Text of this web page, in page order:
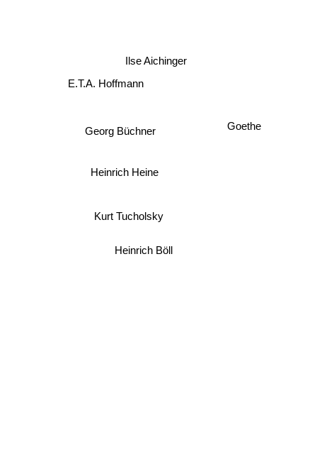
Ilse Aichinger
E.T.A. Hoffmann
Georg Büchner
Heinrich Heine
Kurt Tucholsky
Heinrich Böll